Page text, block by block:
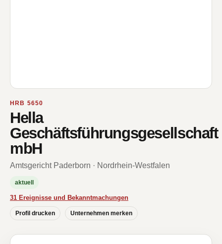
HRB 5650
Hella
Geschäftsführungsgesellschaft
mbH
Amtsgericht Paderborn · Nordrhein-Westfalen
aktuell
31 Ereignisse und Bekanntmachungen
Profil drucken Unternehmen merken